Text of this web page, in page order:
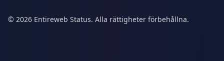
© 2026 Entireweb Status. Alla rättigheter förbehållna.